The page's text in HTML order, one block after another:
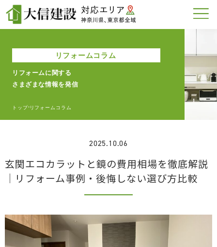
リフォームコラム
リフォームに関する
さまざまな情報を発信
トップ>リフォームコラム
2025.10.06
玄関エコカラットと鏡の費用相場を徹底解説
｜リフォーム事例・後悔しない選び方比較